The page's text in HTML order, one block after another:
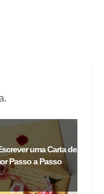
uma Carta de
Passo a Passo